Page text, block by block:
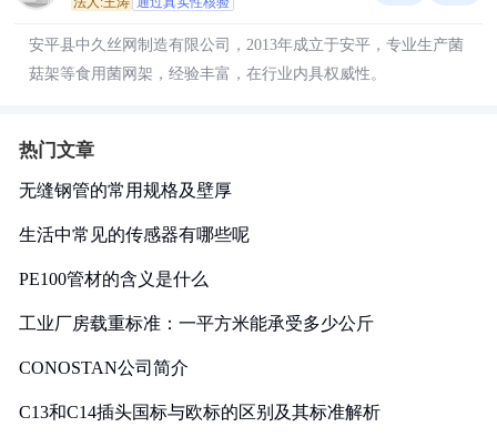
安平县中久丝网制造有限公司，2013年成立于安平，专业生产菌
菇架等食用菌网架，经验丰富，在行业内具权威性。
热门文章
无缝钢管的常用规格及壁厚
生活中常见的传感器有哪些呢
PE100管材的含义是什么
工业厂房载重标准：一平方米能承受多少公斤
CONOSTAN公司简介
C13和C14插头国标与欧标的区别及其标准解析